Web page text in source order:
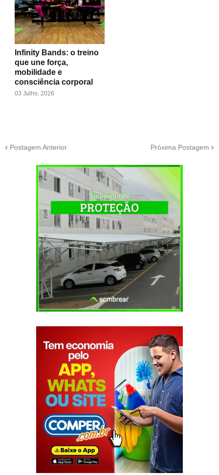
Infinity Bands: o treino
que une força,
mobilidade e
consciência corporal
03 Julho, 2026
Postagem Anterior Próxima Postagem